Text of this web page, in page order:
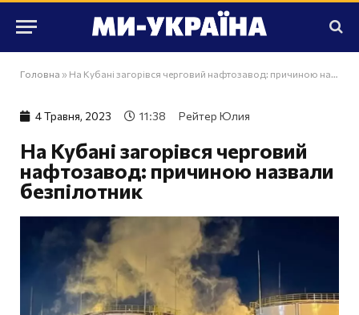
Головна » На Кубані загорівся черговий нафтозавод: причиною назвали безпілотник
4 Травня, 2023 11:38 Рейтер Юлия
На Кубані загорівся черговий
нафтозавод: причиною назвали
безпілотник